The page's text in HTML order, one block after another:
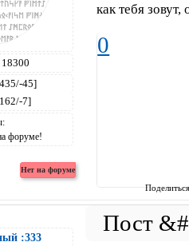
18300
45]
7]
как тебя
0
:333